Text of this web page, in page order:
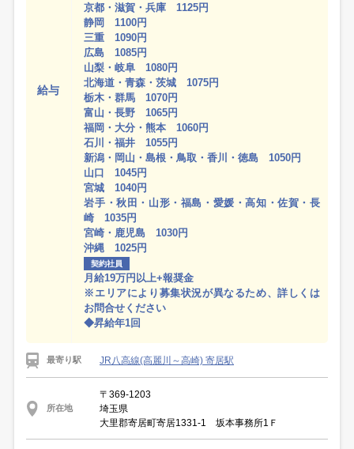
給与
京都・滋賀・兵庫 1125円
静岡 1100円
三重 1090円
広島 1085円
山梨・岐阜 1080円
北海道・青森・茨城 1075円
栃木・群馬 1070円
富山・長野 1065円
福岡・大分・熊本 1060円
石川・福井 1055円
新潟・岡山・島根・鳥取・香川・徳島 1050円
山口 1045円
宮城 1040円
岩手・秋田・山形・福島・愛媛・高知・佐賀・長
崎 1035円
宮崎・鹿児島 1030円
沖縄 1025円
契約社員
月給19万円以上+報奨金
※エリアにより募集状況が異なるため、詳しくは
お問合せください
◆昇給年1回
最寄り駅 JR八高線(高麗川～高崎) 寄居駅
所在地
〒369-1203
埼玉県
大里郡寄居町寄居1331-1 坂本事務所1Ｆ